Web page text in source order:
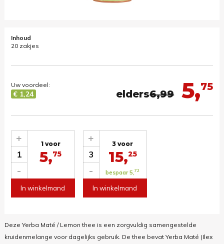
Inhoud
20 zakjes
5,75
elders6,99
Uw voordeel:
€ 1,24
1
-
+ 1 voor
5,75
In winkelmand
3
-
+ 3 voor
15,25
bespaar 5,72
In winkelmand
Deze Yerba Maté / Lemon thee is een zorgvuldig samengestelde
kruidenmelange voor dagelijks gebruik. De thee bevat Yerba Maté (Ilex